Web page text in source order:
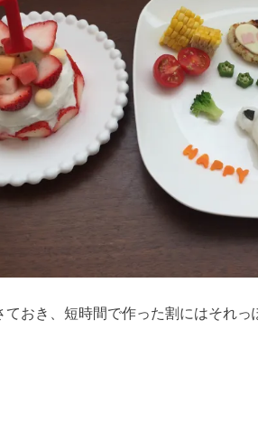
ておき、短時間で作った割にはそれっ